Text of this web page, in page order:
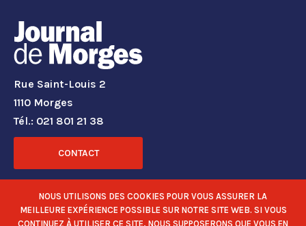
Rue Saint-Louis 2
1110 Morges
Tél.: 021 801 21 38
CONTACT
RÉSEAUX SOCIAUX
NOUS UTILISONS DES COOKIES POUR VOUS ASSURER LA
MEILLEURE EXPÉRIENCE POSSIBLE SUR NOTRE SITE WEB. SI VOUS
CONTINUEZ À UTILISER CE SITE, NOUS SUPPOSERONS QUE VOUS EN